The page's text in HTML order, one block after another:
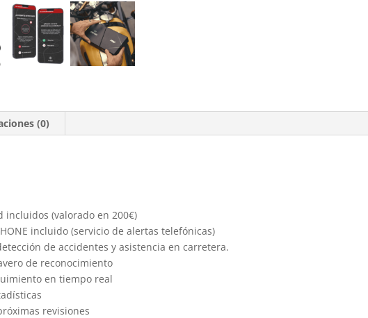
(0)
incluidos (valorado en 200€)
incluido (servicio de alertas telefónicas)
de accidentes y asistencia en carretera.
de reconocimiento
en tiempo real
revisiones